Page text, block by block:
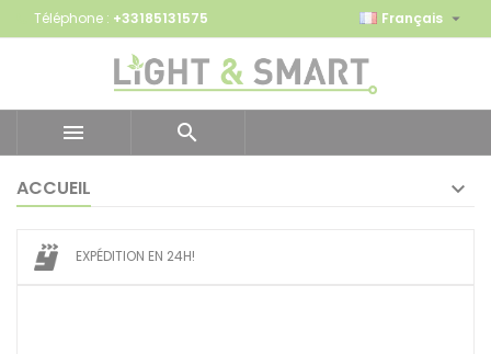
Téléphone : +33185131575 Français 
 
ACCUEIL
EXPÉDITION EN 24H!